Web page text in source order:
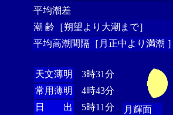
平均潮差
潮 齢［朔望より大潮まで］
平均高潮間隔［月正中より満潮 ］
天文薄明
3時31分
常用薄明
4時43分
日 出
5時11分
月輝面